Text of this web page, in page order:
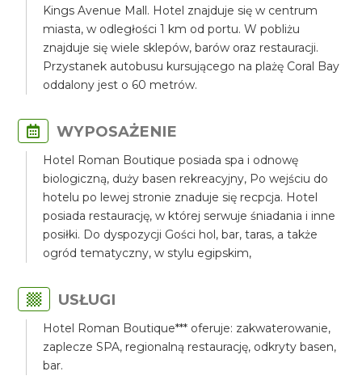
Kings Avenue Mall. Hotel znajduje się w centrum
miasta, w odległości 1 km od portu. W pobliżu
znajduje się wiele sklepów, barów oraz restauracji.
Przystanek autobusu kursującego na plażę Coral Bay
oddalony jest o 60 metrów.
WYPOSAŻENIE
Hotel Roman Boutique posiada spa i odnowę
biologiczną, duży basen rekreacyjny, Po wejściu do
hotelu po lewej stronie znaduje się recpcja. Hotel
posiada restaurację, w której serwuje śniadania i inne
posiłki. Do dyspozycji Gości hol, bar, taras, a także
ogród tematyczny, w stylu egipskim,
USŁUGI
Hotel Roman Boutique*** oferuje: zakwaterowanie,
zaplecze SPA, regionalną restaurację, odkryty basen,
bar.